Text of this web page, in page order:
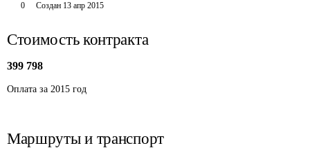
0 Создан 13 апр 2015
Стоимость контракта
399 798
Оплата за 2015 год
Маршруты и транспорт